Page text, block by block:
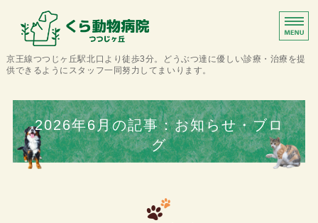
くら動物病院つつ
京王線つつじヶ丘駅北口より徒歩3分。どうぶつ達に優しい診療・治療を提
供できるようにスタッフ一同努力してまいります。
ホーム
当院について
診療案内
2026年6月の記事：お知らせ・ブロ
グ